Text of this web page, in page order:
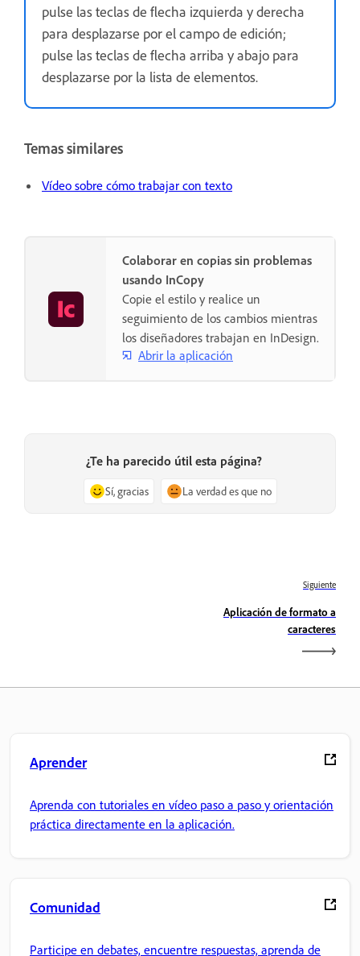
pulse las teclas de flecha izquierda y derecha
para desplazarse por el campo de edición;
pulse las teclas de flecha arriba y abajo para
desplazarse por la lista de elementos.
Temas similares
Vídeo sobre cómo trabajar con texto
Colaborar en copias sin problemas
usando InCopy
Copie el estilo y realice un
seguimiento de los cambios mientras
los diseñadores trabajan en InDesign.
Abrir la aplicación
¿Te ha parecido útil esta página?
Sí, gracias La verdad es que no
Siguiente
Aplicación de formato a
caracteres
Aprender
Aprenda con tutoriales en vídeo paso a paso y orientación
práctica directamente en la aplicación.
Comunidad
Participe en debates, encuentre respuestas, aprenda de